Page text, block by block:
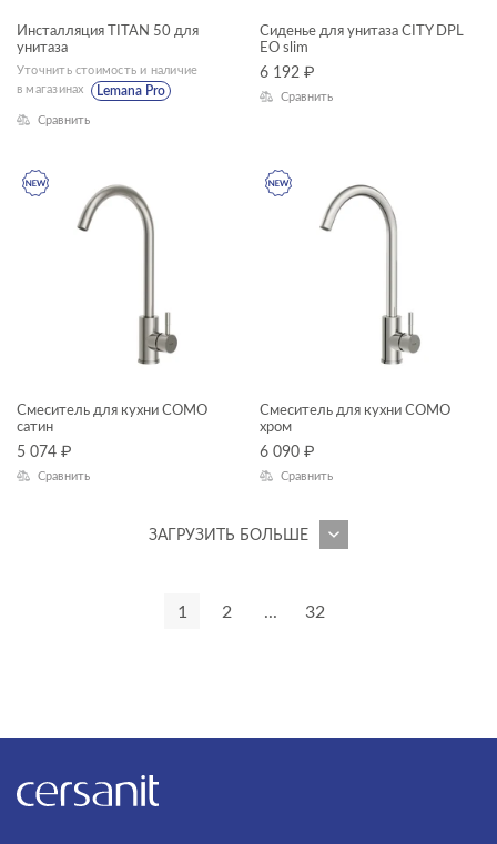
PRIME
SMART
STREET FUSION
TWINS
WOOD
ZEN
Инсталляция TITAN 50 для
унитаза
Уточнить стоимость и наличие
в магазинах
Lemana Pro
Сравнить
Сиденье для унитаза CITY DPL
EO slim
6 192 ₽
Сравнить
Смеситель для кухни COMO
сатин
5 074 ₽
Сравнить
Смеситель для кухни COMO
хром
6 090 ₽
Сравнить
ЗАГРУЗИТЬ БОЛЬШЕ
1 2 ... 32